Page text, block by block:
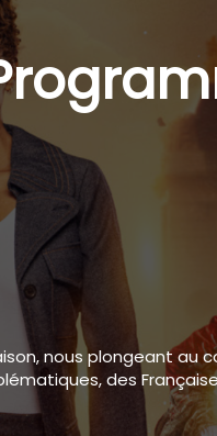
nous plongeant au
des